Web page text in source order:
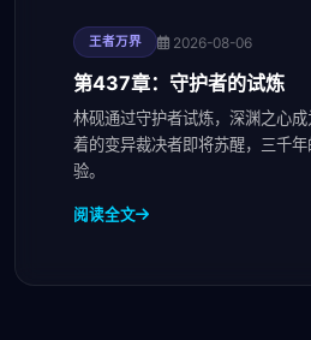
王者万界 2026-08-06
第437章：守护者的试炼
林砚通过守护者试炼，深渊之心
着的变异裁决者即将苏醒，三千
验。
阅读全文